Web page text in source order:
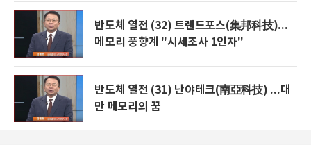
반도체 열전 (32) 트렌드포스(集邦科技)...
메모리 풍향계 "시세조사 1인자"
반도체 열전 (31) 난야테크(南亞科技) ...대
만 메모리의 꿈